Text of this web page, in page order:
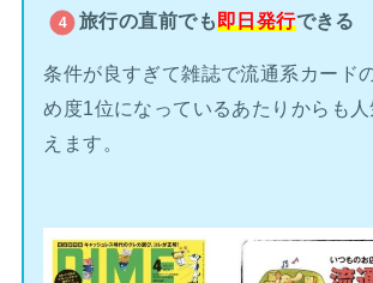
旅行の直前でも即日発行できる
条件が良すぎて雑誌で流通系カード
め度1位になっているあたりからも
えます。